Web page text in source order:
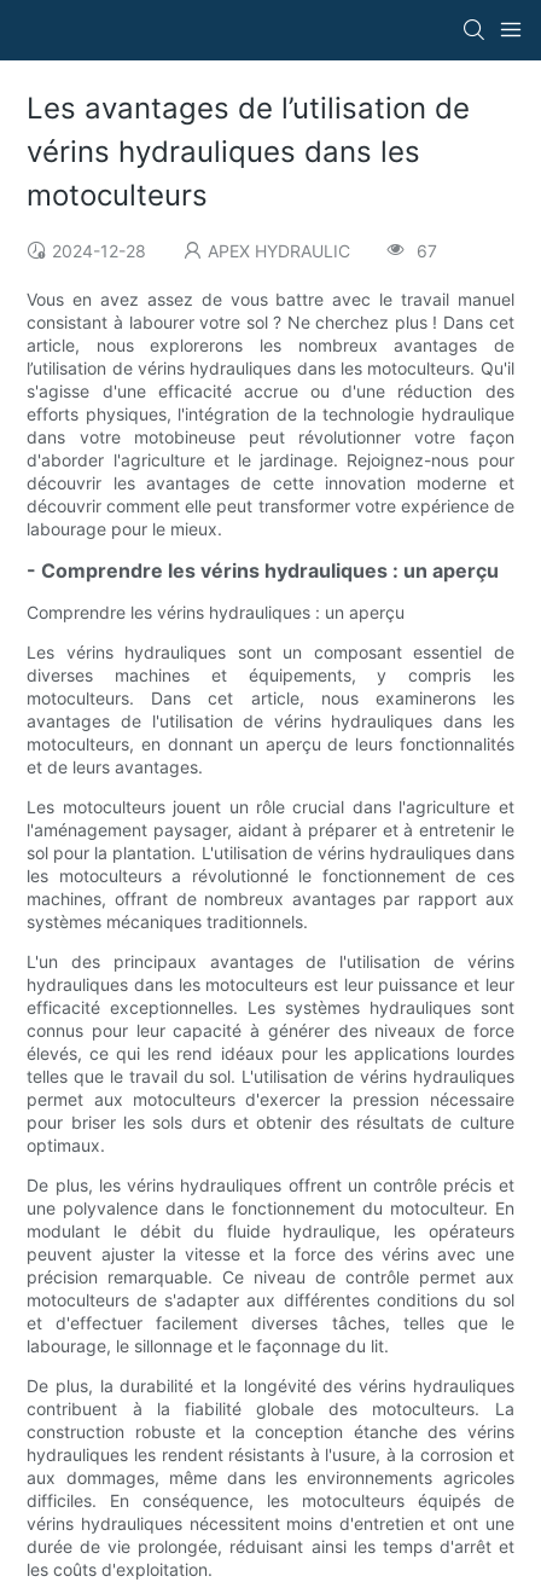
Les avantages de l’utilisation de
vérins hydrauliques dans les
motoculteurs
2024-12-28 APEX HYDRAULIC 67
Vous en avez assez de vous battre avec le travail manuel
consistant à labourer votre sol ? Ne cherchez plus ! Dans cet
article, nous explorerons les nombreux avantages de
l’utilisation de vérins hydrauliques dans les motoculteurs. Qu'il
s'agisse d'une efficacité accrue ou d'une réduction des
efforts physiques, l'intégration de la technologie hydraulique
dans votre motobineuse peut révolutionner votre façon
d'aborder l'agriculture et le jardinage. Rejoignez-nous pour
découvrir les avantages de cette innovation moderne et
découvrir comment elle peut transformer votre expérience de
labourage pour le mieux.
- Comprendre les vérins hydrauliques : un aperçu
Comprendre les vérins hydrauliques : un aperçu
Les vérins hydrauliques sont un composant essentiel de
diverses machines et équipements, y compris les
motoculteurs. Dans cet article, nous examinerons les
avantages de l'utilisation de vérins hydrauliques dans les
motoculteurs, en donnant un aperçu de leurs fonctionnalités
et de leurs avantages.
Les motoculteurs jouent un rôle crucial dans l'agriculture et
l'aménagement paysager, aidant à préparer et à entretenir le
sol pour la plantation. L'utilisation de vérins hydrauliques dans
les motoculteurs a révolutionné le fonctionnement de ces
machines, offrant de nombreux avantages par rapport aux
systèmes mécaniques traditionnels.
L'un des principaux avantages de l'utilisation de vérins
hydrauliques dans les motoculteurs est leur puissance et leur
efficacité exceptionnelles. Les systèmes hydrauliques sont
connus pour leur capacité à générer des niveaux de force
élevés, ce qui les rend idéaux pour les applications lourdes
telles que le travail du sol. L'utilisation de vérins hydrauliques
permet aux motoculteurs d'exercer la pression nécessaire
pour briser les sols durs et obtenir des résultats de culture
optimaux.
De plus, les vérins hydrauliques offrent un contrôle précis et
une polyvalence dans le fonctionnement du motoculteur. En
modulant le débit du fluide hydraulique, les opérateurs
peuvent ajuster la vitesse et la force des vérins avec une
précision remarquable. Ce niveau de contrôle permet aux
motoculteurs de s'adapter aux différentes conditions du sol
et d'effectuer facilement diverses tâches, telles que le
labourage, le sillonnage et le façonnage du lit.
De plus, la durabilité et la longévité des vérins hydrauliques
contribuent à la fiabilité globale des motoculteurs. La
construction robuste et la conception étanche des vérins
hydrauliques les rendent résistants à l'usure, à la corrosion et
aux dommages, même dans les environnements agricoles
difficiles. En conséquence, les motoculteurs équipés de
vérins hydrauliques nécessitent moins d'entretien et ont une
durée de vie prolongée, réduisant ainsi les temps d'arrêt et
les coûts d'exploitation.